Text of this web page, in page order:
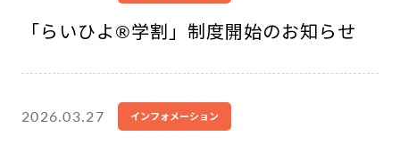
「らいひよ®︎学割」制度開始のお知らせ
2026.03.27 インフォメーション